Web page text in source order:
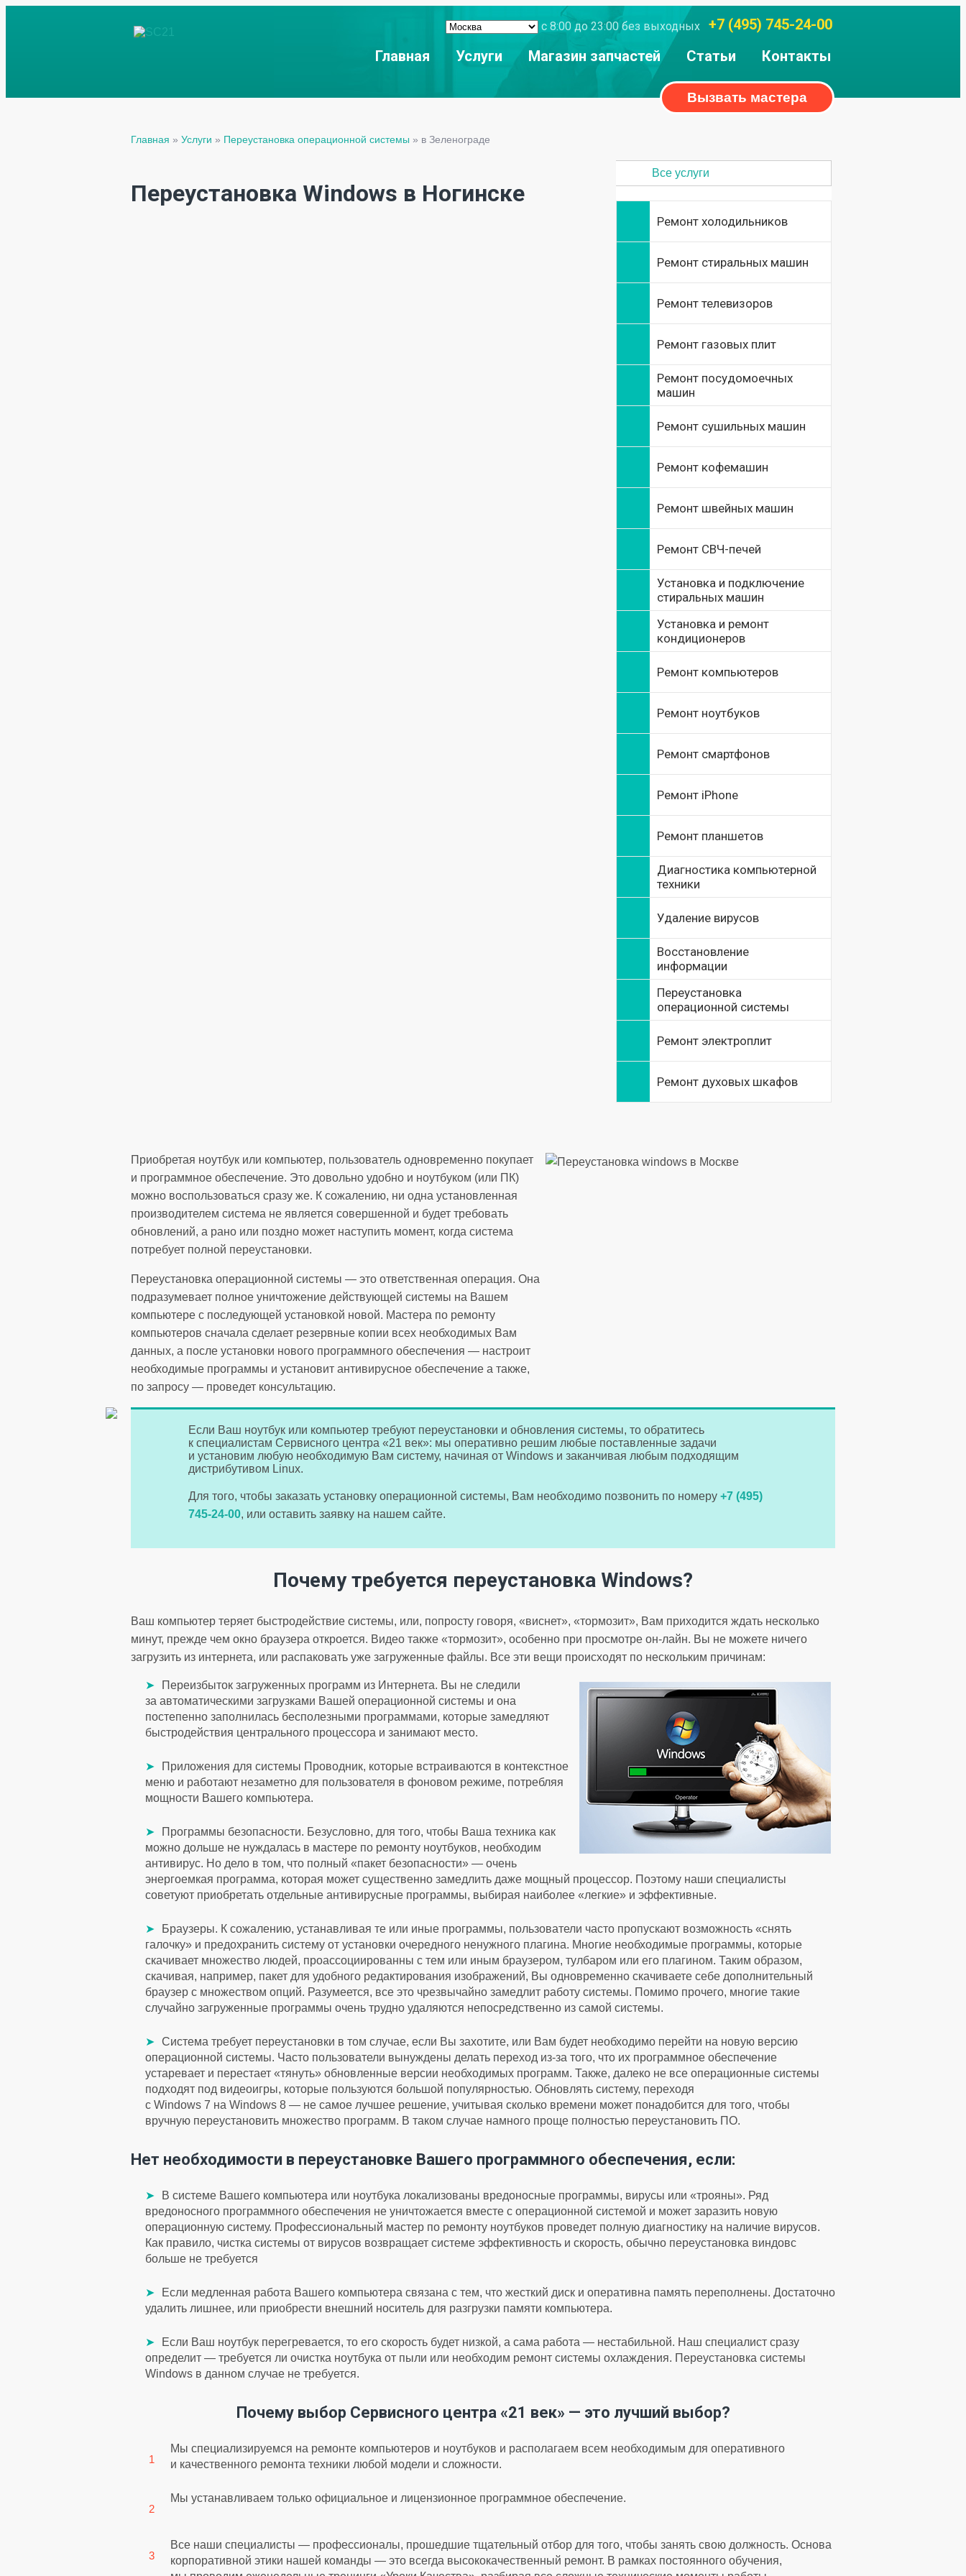
с 8:00 до 23:00 без выходных +7 (495) 745-24-00
Главная
Услуги Магазин запчастей Статьи Контакты
Вызвать мастера
Главная » Услуги » Переустановка операционной системы » в Зеленограде
Переустановка Windows в Ногинске
Все услуги
Ремонт холодильников
Ремонт стиральных машин
Ремонт телевизоров
Ремонт газовых плит
Ремонт посудомоечных
машин
Ремонт сушильных машин
Ремонт кофемашин
Ремонт швейных машин
Ремонт СВЧ-печей
Установка и подключение
стиральных машин
Установка и ремонт
кондиционеров
Ремонт компьютеров
Ремонт ноутбуков
Ремонт смартфонов
Ремонт iPhone
Ремонт планшетов
Диагностика компьютерной
техники
Удаление вирусов
Восстановление
информации
Переустановка
операционной системы
Ремонт электроплит
Ремонт духовых шкафов
Приобретая ноутбук или компьютер, пользователь одновременно покупает
и программное обеспечение. Это довольно удобно и ноутбуком (или ПК)
можно воспользоваться сразу же. К сожалению, ни одна установленная
производителем система не является совершенной и будет требовать
обновлений, а рано или поздно может наступить момент, когда система
потребует полной переустановки.
Переустановка операционной системы — это ответственная операция. Она
подразумевает полное уничтожение действующей системы на Вашем
компьютере с последующей установкой новой. Мастера по ремонту
компьютеров сначала сделает резервные копии всех необходимых Вам
данных, а после установки нового программного обеспечения — настроит
необходимые программы и установит антивирусное обеспечение а также,
по запросу — проведет консультацию.
Если Ваш ноутбук или компьютер требуют переустановки и обновления системы, то обратитесь
к специалистам Сервисного центра «21 век»: мы оперативно решим любые поставленные задачи
и установим любую необходимую Вам систему, начиная от Windows и заканчивая любым подходящим
дистрибутивом Linux.
Для того, чтобы заказать установку операционной системы, Вам необходимо позвонить по номеру +7 (495)
745-24-00, или оставить заявку на нашем сайте.
Почему требуется переустановка Windows?
Ваш компьютер теряет быстродействие системы, или, попросту говоря, «виснет», «тормозит», Вам приходится ждать несколько
минут, прежде чем окно браузера откроется. Видео также «тормозит», особенно при просмотре он-лайн. Вы не можете ничего
загрузить из интернета, или распаковать уже загруженные файлы. Все эти вещи происходят по нескольким причинам:
Переизбыток загруженных программ из Интернета. Вы не следили
за автоматическими загрузками Вашей операционной системы и она
постепенно заполнилась бесполезными программами, которые замедляют
быстродействия центрального процессора и занимают место.
Приложения для системы Проводник, которые встраиваются в контекстное
меню и работают незаметно для пользователя в фоновом режиме, потребляя
мощности Вашего компьютера.
Программы безопасности. Безусловно, для того, чтобы Ваша техника как
можно дольше не нуждалась в мастере по ремонту ноутбуков, необходим
антивирус. Но дело в том, что полный «пакет безопасности» — очень
энергоемкая программа, которая может существенно замедлить даже мощный процессор. Поэтому наши специалисты
советуют приобретать отдельные антивирусные программы, выбирая наиболее «легкие» и эффективные.
Браузеры. К сожалению, устанавливая те или иные программы, пользователи часто пропускают возможность «снять
галочку» и предохранить систему от установки очередного ненужного плагина. Многие необходимые программы, которые
скачивает множество людей, проассоциированны с тем или иным браузером, тулбаром или его плагином. Таким образом,
скачивая, например, пакет для удобного редактирования изображений, Вы одновременно скачиваете себе дополнительный
браузер с множеством опций. Разумеется, все это чрезвычайно замедлит работу системы. Помимо прочего, многие такие
случайно загруженные программы очень трудно удаляются непосредственно из самой системы.
Система требует переустановки в том случае, если Вы захотите, или Вам будет необходимо перейти на новую версию
операционной системы. Часто пользователи вынуждены делать переход из-за того, что их программное обеспечение
устаревает и перестает «тянуть» обновленные версии необходимых программ. Также, далеко не все операционные системы
подходят под видеоигры, которые пользуются большой популярностью. Обновлять систему, переходя
с Windows 7 на Windows 8 — не самое лучшее решение, учитывая сколько времени может понадобится для того, чтобы
вручную переустановить множество программ. В таком случае намного проще полностью переустановить ПО.
Нет необходимости в переустановке Вашего программного обеспечения, если:
В системе Вашего компьютера или ноутбука локализованы вредоносные программы, вирусы или «трояны». Ряд
вредоносного программного обеспечения не уничтожается вместе с операционной системой и может заразить новую
операционную систему. Профессиональный мастер по ремонту ноутбуков проведет полную диагностику на наличие вирусов.
Как правило, чистка системы от вирусов возвращает системе эффективность и скорость, обычно переустановка виндовс
больше не требуется
Если медленная работа Вашего компьютера связана с тем, что жесткий диск и оперативна память переполнены. Достаточно
удалить лишнее, или приобрести внешний носитель для разгрузки памяти компьютера.
Если Ваш ноутбук перегревается, то его скорость будет низкой, а сама работа — нестабильной. Наш специалист сразу
определит — требуется ли очистка ноутбука от пыли или необходим ремонт системы охлаждения. Переустановка системы
Windows в данном случае не требуется.
Почему выбор Сервисного центра «21 век» — это лучший выбор?
Мы специализируемся на ремонте компьютеров и ноутбуков и располагаем всем необходимым для оперативного
и качественного ремонта техники любой модели и сложности.
Мы устанавливаем только официальное и лицензионное программное обеспечение.
Все наши специалисты — профессионалы, прошедшие тщательный отбор для того, чтобы занять свою должность. Основа
корпоративной этики нашей команды — это всегда высококачественный ремонт. В рамках постоянного обучения,